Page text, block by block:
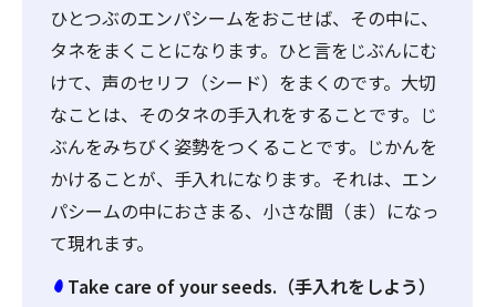
ひとつぶのエンパシームをおこせば、その中に、
タネをまくことになります。ひと言をじぶんにむ
けて、声のセリフ（シード）をまくのです。大切
なことは、そのタネの手入れをすることです。じ
ぶんをみちびく姿勢をつくることです。じかんを
かけることが、手入れになります。それは、エン
パシームの中におさまる、小さな間（ま）になっ
て現れます。
Take care of your seeds.（手入れをしよう）